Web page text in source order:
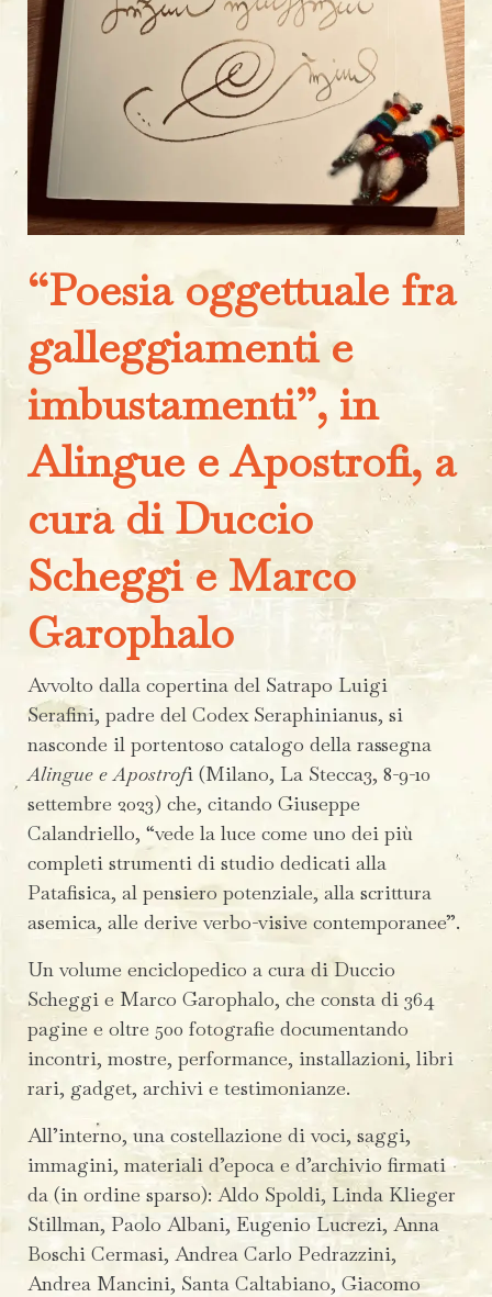
“Poesia oggettuale fra
galleggiamenti e
imbustamenti”, in
Alingue e Apostrofi, a
cura di Duccio
Scheggi e Marco
Garophalo
Avvolto dalla copertina del Satrapo Luigi
Serafini, padre del Codex Seraphinianus, si
nasconde il portentoso catalogo della rassegna
Alingue e Apostrofi (Milano, La Stecca3, 8-9-10
settembre 2023) che, citando Giuseppe
Calandriello, “vede la luce come uno dei più
completi strumenti di studio dedicati alla
Patafisica, al pensiero potenziale, alla scrittura
asemica, alle derive verbo-visive contemporanee”.
Un volume enciclopedico a cura di Duccio
Scheggi e Marco Garophalo, che consta di 364
pagine e oltre 500 fotografie documentando
incontri, mostre, performance, installazioni, libri
rari, gadget, archivi e testimonianze.
All’interno, una costellazione di voci, saggi,
immagini, materiali d’epoca e d’archivio firmati
da (in ordine sparso): Aldo Spoldi, Linda Klieger
Stillman, Paolo Albani, Eugenio Lucrezi, Anna
Boschi Cermasi, Andrea Carlo Pedrazzini,
Andrea Mancini, Santa Caltabiano, Giacomo